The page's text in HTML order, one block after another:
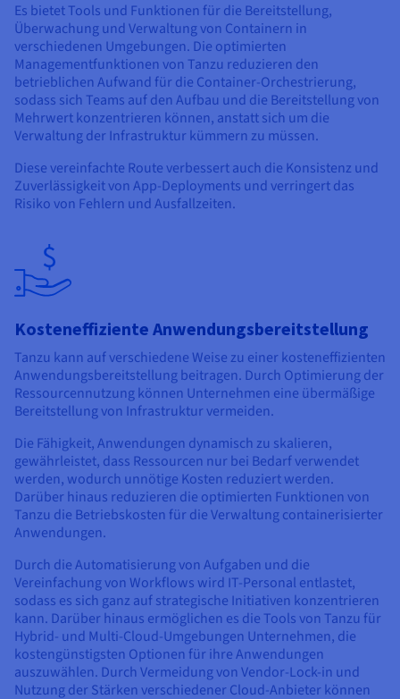
Es bietet Tools und Funktionen für die Bereitstellung,
Überwachung und Verwaltung von Containern in
verschiedenen Umgebungen. Die optimierten
Managementfunktionen von Tanzu reduzieren den
betrieblichen Aufwand für die Container-Orchestrierung,
sodass sich Teams auf den Aufbau und die Bereitstellung von
Mehrwert konzentrieren können, anstatt sich um die
Verwaltung der Infrastruktur kümmern zu müssen.
Diese vereinfachte Route verbessert auch die Konsistenz und
Zuverlässigkeit von App-Deployments und verringert das
Risiko von Fehlern und Ausfallzeiten.
Kosteneffiziente Anwendungsbereitstellung
Tanzu kann auf verschiedene Weise zu einer kosteneffizienten
Anwendungsbereitstellung beitragen. Durch Optimierung der
Ressourcennutzung können Unternehmen eine übermäßige
Bereitstellung von Infrastruktur vermeiden.
Die Fähigkeit, Anwendungen dynamisch zu skalieren,
gewährleistet, dass Ressourcen nur bei Bedarf verwendet
werden, wodurch unnötige Kosten reduziert werden.
Darüber hinaus reduzieren die optimierten Funktionen von
Tanzu die Betriebskosten für die Verwaltung containerisierter
Anwendungen.
Durch die Automatisierung von Aufgaben und die
Vereinfachung von Workflows wird IT-Personal entlastet,
sodass es sich ganz auf strategische Initiativen konzentrieren
kann. Darüber hinaus ermöglichen es die Tools von Tanzu für
Hybrid- und Multi-Cloud-Umgebungen Unternehmen, die
kostengünstigsten Optionen für ihre Anwendungen
auszuwählen. Durch Vermeidung von Vendor-Lock-in und
Nutzung der Stärken verschiedener Cloud-Anbieter können